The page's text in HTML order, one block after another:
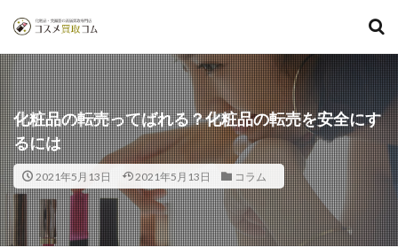
化粧品の転売ってばれる？化粧品の転売を安全にす
るには
2021年5月13日 2021年5月13日 コラム